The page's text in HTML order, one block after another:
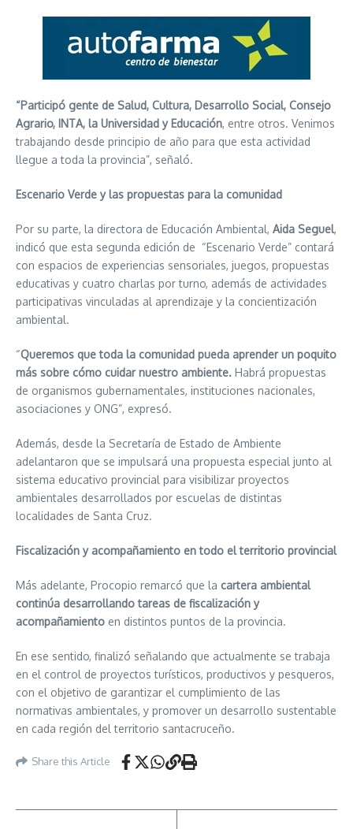
“Participó gente de Salud, Cultura, Desarrollo Social, Consejo
Agrario, INTA, la Universidad y Educación, entre otros. Venimos
trabajando desde principio de año para que esta actividad
llegue a toda la provincia”, señaló.
Escenario Verde y las propuestas para la comunidad
Por su parte, la directora de Educación Ambiental, Aida Seguel,
indicó que esta segunda edición de “Escenario Verde” contará
con espacios de experiencias sensoriales, juegos, propuestas
educativas y cuatro charlas por turno, además de actividades
participativas vinculadas al aprendizaje y la concientización
ambiental.
“Queremos que toda la comunidad pueda aprender un poquito
más sobre cómo cuidar nuestro ambiente. Habrá propuestas
de organismos gubernamentales, instituciones nacionales,
asociaciones y ONG”, expresó.
Además, desde la Secretaría de Estado de Ambiente
adelantaron que se impulsará una propuesta especial junto al
sistema educativo provincial para visibilizar proyectos
ambientales desarrollados por escuelas de distintas
localidades de Santa Cruz.
Fiscalización y acompañamiento en todo el territorio provincial
Más adelante, Procopio remarcó que la cartera ambiental
continúa desarrollando tareas de fiscalización y
acompañamiento en distintos puntos de la provincia.
En ese sentido, finalizó señalando que actualmente se trabaja
en el control de proyectos turísticos, productivos y pesqueros,
con el objetivo de garantizar el cumplimiento de las
normativas ambientales, y promover un desarrollo sustentable
en cada región del territorio santacruceño.
Share this Article